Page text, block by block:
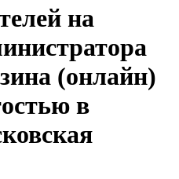
на
(онлайн)
в